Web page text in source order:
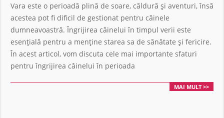
09
Vara este o perioadă plină de soare, căldură și aventuri, însă
acestea pot fi dificil de gestionat pentru câinele
dumneavoastră. Îngrijirea câinelui în timpul verii este
esențială pentru a menține starea sa de sănătate și fericire.
În acest articol, vom discuta cele mai importante sfaturi
pentru îngrijirea câinelui în perioada
MAI MULT >>